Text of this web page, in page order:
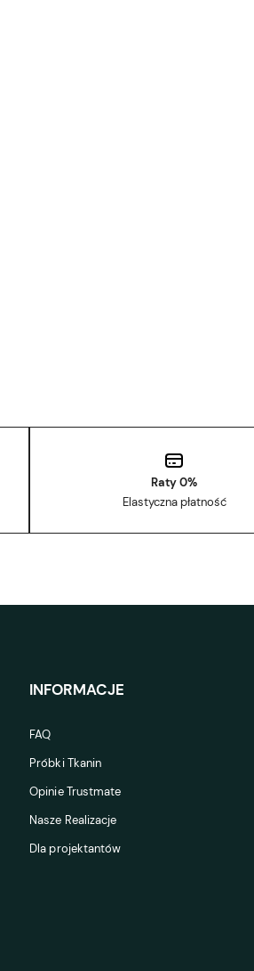
Raty 0%
Elastyczna płatność
INFORMACJE
FAQ
Próbki Tkanin
Opinie Trustmate
Nasze Realizacje
Dla projektantów